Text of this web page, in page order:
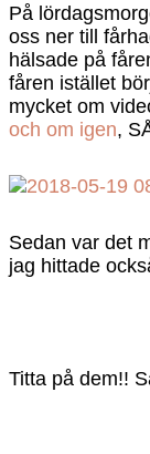
På
oss ner till
hälsade på
fåren istället
mycket om
och om igen,
Sedan var det
jag hittade
Titta på dem!!